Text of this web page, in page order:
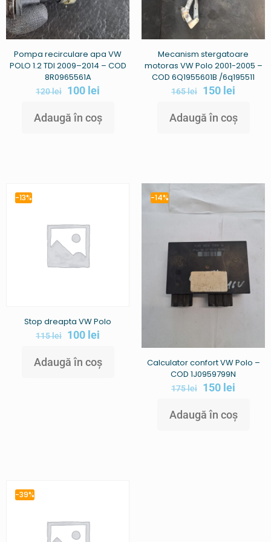
Pompa recirculare apa VW
POLO 1.2 TDI 2009–2014 – COD
8R0965561A
120lei 100 lei
Adaugă în coș
Mecanism stergatoare
motoras VW Polo 2001-2005 –
COD 6Q1955601B /6q195511
165lei 150 lei
Adaugă în coș
-13%
Stop dreapta VW Polo
115lei 100 lei
Adaugă în coș
-14%
Calculator confort VW Polo –
COD 1J0959799N
175lei 150 lei
Adaugă în coș
-39%